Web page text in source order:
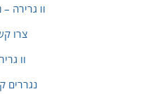
וו גרירה –
צרו
וו
נגררים